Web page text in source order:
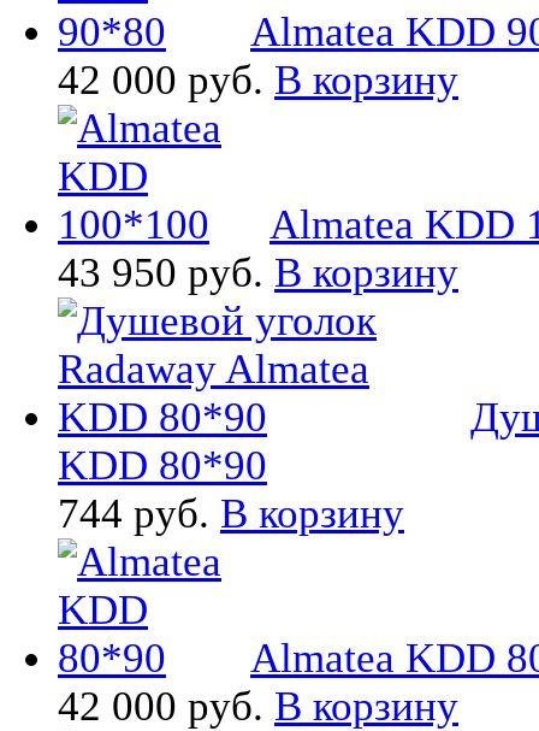
Almatea KDD
42 000 руб. В корзину
Almatea KDD
43 950 руб. В корзину
KDD 80*90
744 руб. В корзину
Almatea KDD
42 000 руб. В корзину